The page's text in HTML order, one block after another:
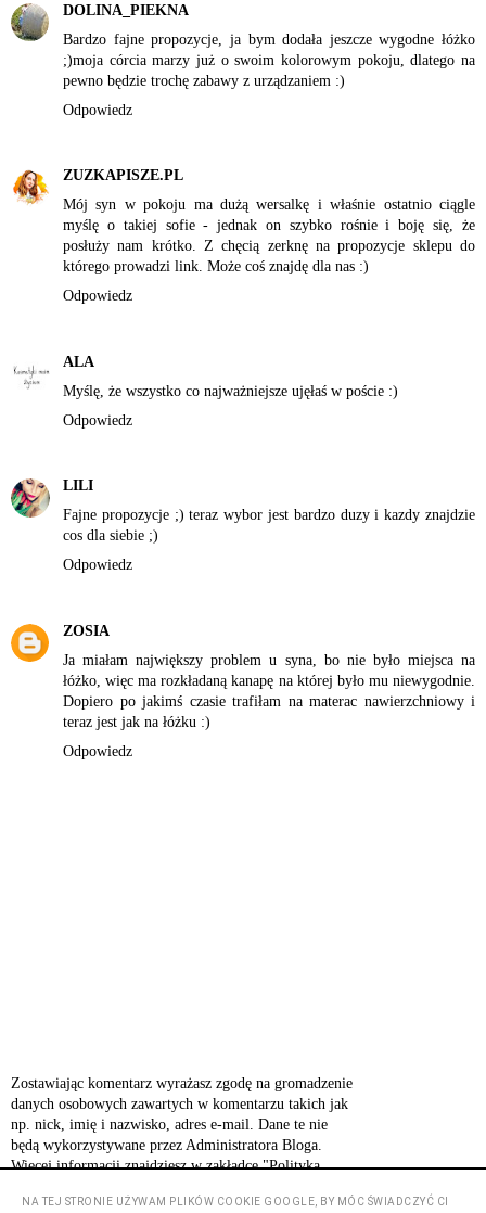
DOLINA_PIEKNA
Bardzo fajne propozycje, ja bym dodała jeszcze wygodne łóżko
;)moja córcia marzy już o swoim kolorowym pokoju, dlatego na
pewno będzie trochę zabawy z urządzaniem :)
Odpowiedz
ZUZKAPISZE.PL
Mój syn w pokoju ma dużą wersalkę i właśnie ostatnio ciągle
myślę o takiej sofie - jednak on szybko rośnie i boję się, że
posłuży nam krótko. Z chęcią zerknę na propozycje sklepu do
którego prowadzi link. Może coś znajdę dla nas :)
Odpowiedz
ALA
Myślę, że wszystko co najważniejsze ujęłaś w poście :)
Odpowiedz
LILI
Fajne propozycje ;) teraz wybor jest bardzo duzy i kazdy znajdzie
cos dla siebie ;)
Odpowiedz
ZOSIA
Ja miałam największy problem u syna, bo nie było miejsca na
łóżko, więc ma rozkładaną kanapę na której było mu niewygodnie.
Dopiero po jakimś czasie trafiłam na materac nawierzchniowyi
teraz jest jak na łóżku :)
Odpowiedz
Zostawiając komentarz wyrażasz zgodę na gromadzenie
danych osobowych zawartych w komentarzu takich jak
np. nick, imię i nazwisko, adres e-mail. Dane te nie
będą wykorzystywane przez Administratora Bloga.
Więcej informacji znajdziesz w zakładce "Polityka
NA TEJ STRONIE UŻYWAM PLIKÓW COOKIE GOOGLE, BY MÓC ŚWIADCZYĆ CI